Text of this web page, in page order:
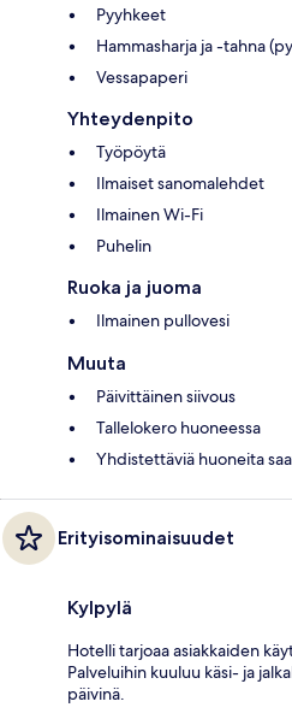
Pyyhkeet
Hammasharja ja -tahna
Vessapaperi
Yhteydenpito
Työpöytä
Ilmaiset sanomalehdet
Ilmainen Wi-Fi
Puhelin
Ruoka ja juoma
Ilmainen pullovesi
Muuta
Päivittäinen siivous
Tallelokero huoneessa
Yhdistettäviä huoneita
Erityisominaisuudet
Kylpylä
Hotelli tarjoaa asiakkaiden
Palveluihin kuuluu käsi- ja
päivinä.